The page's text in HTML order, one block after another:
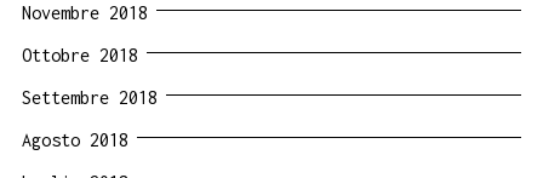
Novembre 2018
Ottobre 2018
Settembre 2018
Agosto 2018